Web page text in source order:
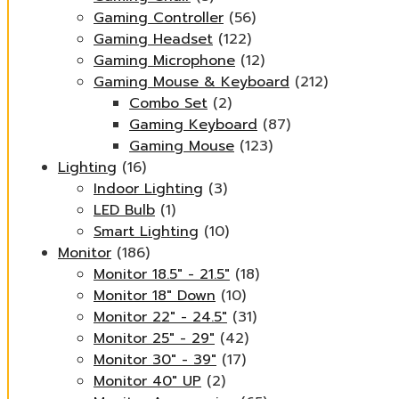
Gaming Controller (56)
Gaming Headset (122)
Gaming Microphone (12)
Gaming Mouse & Keyboard (212)
Combo Set (2)
Gaming Keyboard (87)
Gaming Mouse (123)
Lighting (16)
Indoor Lighting (3)
LED Bulb (1)
Smart Lighting (10)
Monitor (186)
Monitor 18.5" - 21.5" (18)
Monitor 18" Down (10)
Monitor 22" - 24.5" (31)
Monitor 25" - 29" (42)
Monitor 30" - 39" (17)
Monitor 40" UP (2)